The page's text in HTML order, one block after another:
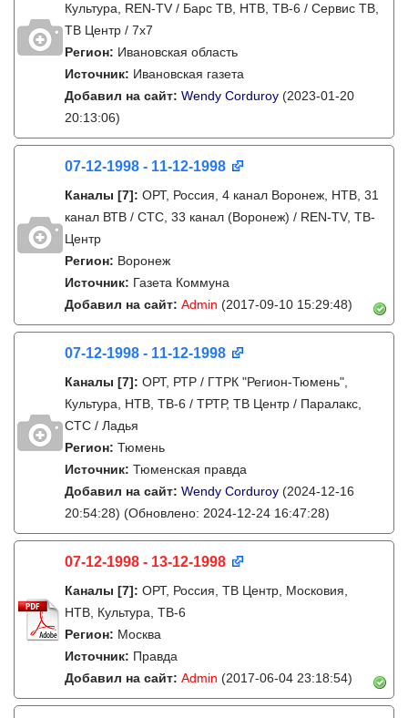
Культура, REN-TV / Барс ТВ, НТВ, ТВ-6 / Сервис ТВ,
ТВ Центр / 7х7
Регион: Ивановская область
Источник: Ивановская газета
Добавил на сайт: Wendy Corduroy (2023-01-20
20:13:06)
07-12-1998 - 11-12-1998
Каналы [7]: ОРТ, Россия, 4 канал Воронеж, НТВ, 31
канал ВТВ / СТС, 33 канал (Воронеж) / REN-TV, ТВ-
Центр
Регион: Воронеж
Источник: Газета Коммуна
Добавил на сайт: Admin (2017-09-10 15:29:48)
07-12-1998 - 11-12-1998
Каналы [7]: ОРТ, РТР / ГТРК "Регион-Тюмень",
Культура, НТВ, ТВ-6 / ТРТР, ТВ Центр / Паралакс,
СТС / Ладья
Регион: Тюмень
Источник: Тюменская правда
Добавил на сайт: Wendy Corduroy (2024-12-16
20:54:28) (Обновлено: 2024-12-24 16:47:28)
07-12-1998 - 13-12-1998
Каналы [7]: ОРТ, Россия, ТВ Центр, Московия,
НТВ, Культура, ТВ-6
Регион: Москва
Источник: Правда
Добавил на сайт: Admin (2017-06-04 23:18:54)